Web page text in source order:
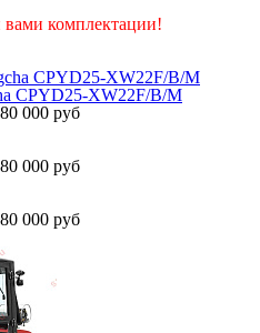
комплектации!
CPYD25-XW22F/B/M
000 руб
000 руб
000 руб